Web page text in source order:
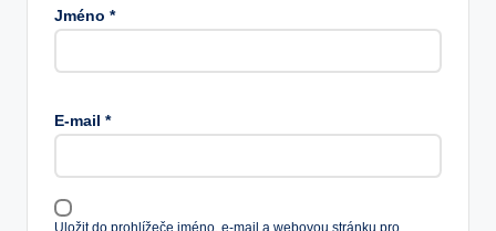
Jméno *
E-mail *
Uložit do prohlížeče jméno, e-mail a webovou stránku pro